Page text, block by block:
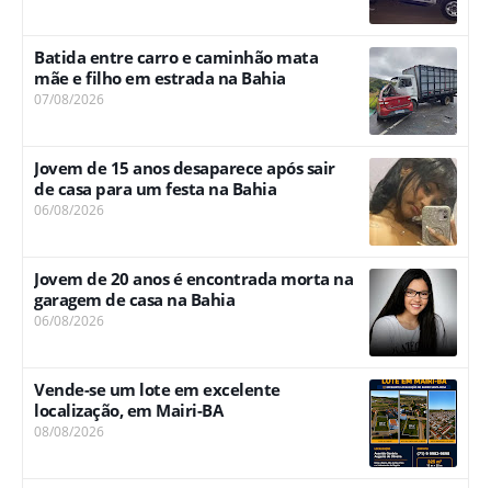
Batida entre carro e caminhão mata
mãe e filho em estrada na Bahia
07/08/2026
Jovem de 15 anos desaparece após sair
de casa para um festa na Bahia
06/08/2026
Jovem de 20 anos é encontrada morta na
garagem de casa na Bahia
06/08/2026
Vende-se um lote em excelente
localização, em Mairi-BA
08/08/2026